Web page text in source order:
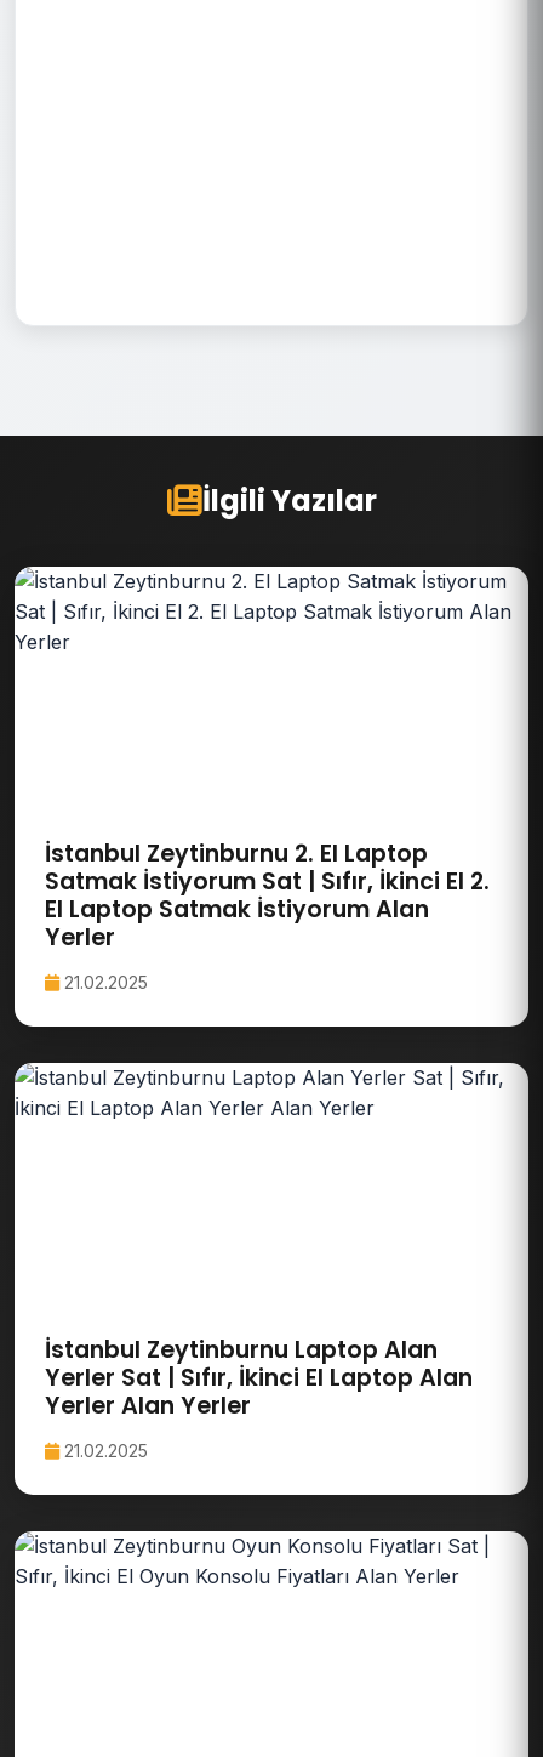
İlgili Yazılar
İstanbul Zeytinburnu 2. El Laptop
Satmak İstiyorum Sat | Sıfır, İkinci El 2.
El Laptop Satmak İstiyorum Alan
Yerler
21.02.2025
İstanbul Zeytinburnu Laptop Alan
Yerler Sat | Sıfır, İkinci El Laptop Alan
Yerler Alan Yerler
21.02.2025